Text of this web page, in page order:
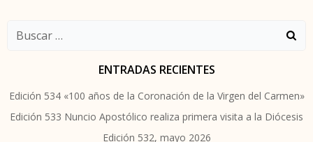
Buscar:
ENTRADAS RECIENTES
Edición 534 «100 años de la Coronación de la Virgen del Carmen»
Edición 533 Nuncio Apostólico realiza primera visita a la Diócesis
Edición 532, mayo 2026